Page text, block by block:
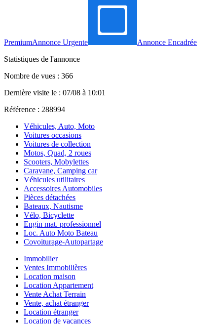
PremiumAnnonce Urgente
Annonce Encadrée
Statistiques de l'annonce
Nombre de vues : 366
Dernière visite le : 07/08 à 10:01
Référence : 288994
Véhicules, Auto, Moto
Voitures occasions
Voitures de collection
Motos, Quad, 2 roues
Scooters, Mobylettes
Caravane, Camping car
Véhicules utilitaires
Accessoires Automobiles
Pièces détachées
Bateaux, Nautisme
Vélo, Bicyclette
Engin mat. professionnel
Loc. Auto Moto Bateau
Covoiturage-Autopartage
Immobilier
Ventes Immobilières
Location maison
Location Appartement
Vente Achat Terrain
Vente, achat étranger
Location étranger
Location de vacances